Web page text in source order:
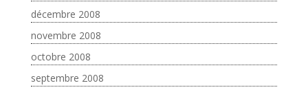
décembre 2008
novembre 2008
octobre 2008
septembre 2008